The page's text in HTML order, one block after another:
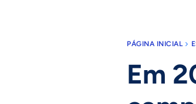
PÁGINA INICIAL
Em